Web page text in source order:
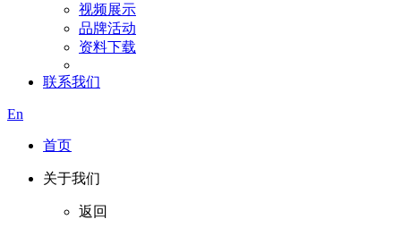
视频展示
品牌活动
资料下载
联系我们
En
首页
关于我们
返回